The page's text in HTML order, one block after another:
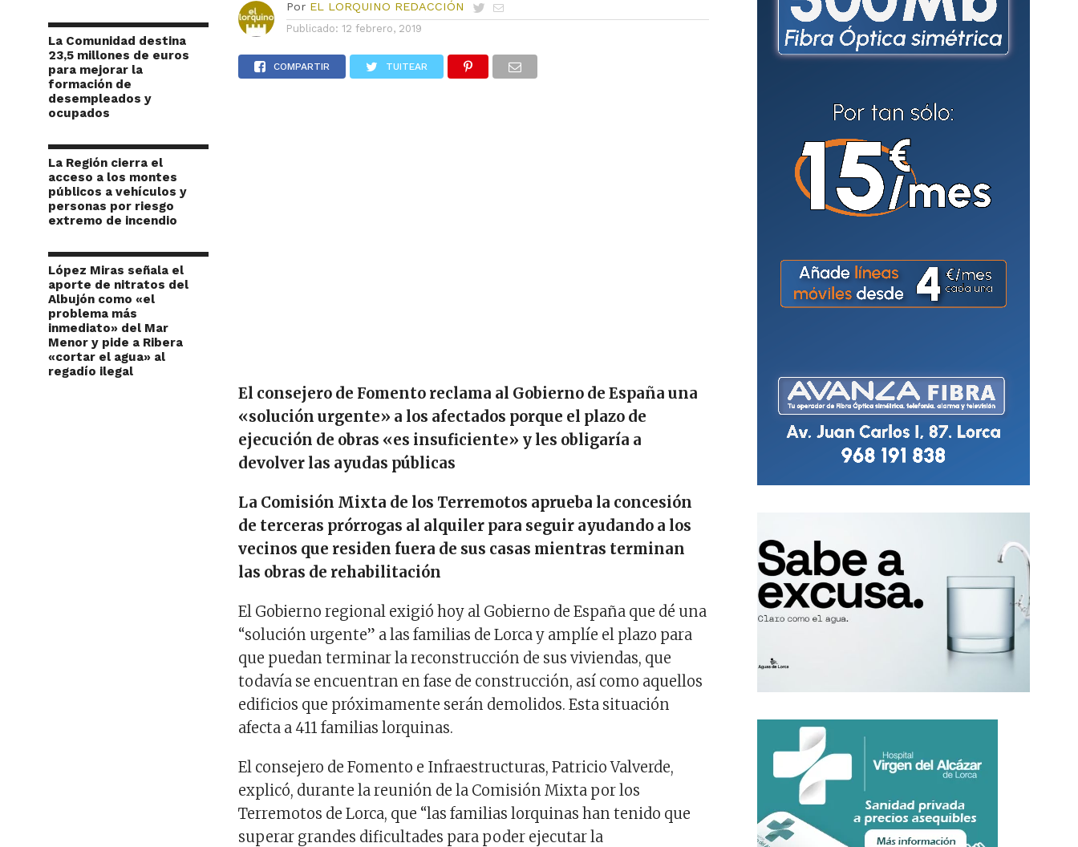
La Comunidad destina
23,5 millones de euros
para mejorar la
formación de
desempleados y
ocupados
La Región cierra el
acceso a los montes
públicos a vehículos y
personas por riesgo
extremo de incendio
López Miras señala el
aporte de nitratos del
Albujón como «el
problema más
inmediato» del Mar
Menor y pide a Ribera
«cortar el agua» al
regadío ilegal
Por EL LORQUINO REDACCIÓN
Publicado: 12 febrero, 2019
COMPARTIR TUITEAR
El consejero de Fomento reclama al Gobierno de España una
«solución urgente» a los afectados porque el plazo de
ejecución de obras «es insuficiente» y les obligaría a
devolver las ayudas públicas
La Comisión Mixta de los Terremotos aprueba la concesión
de terceras prórrogas al alquiler para seguir ayudando a los
vecinos que residen fuera de sus casas mientras terminan
las obras de rehabilitación
El Gobierno regional exigió hoy al Gobierno de España que dé una
“solución urgente” a las familias de Lorca y amplíe el plazo para
que puedan terminar la reconstrucción de sus viviendas, que
todavía se encuentran en fase de construcción, así como aquellos
edificios que próximamente serán demolidos. Esta situación
afecta a 411 familias lorquinas.
El consejero de Fomento e Infraestructuras, Patricio Valverde,
explicó, durante la reunión de la Comisión Mixta por los
Terremotos de Lorca, que “las familias lorquinas han tenido que
superar grandes dificultades para poder ejecutar la